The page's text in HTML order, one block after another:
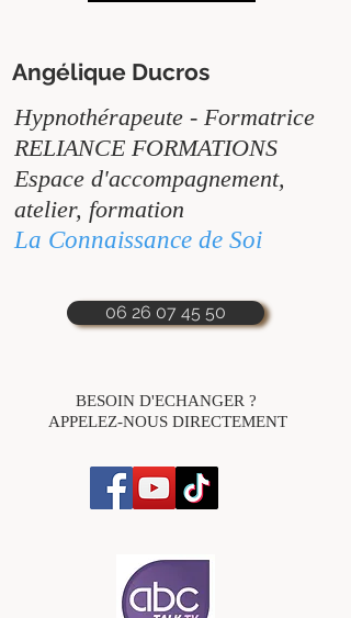
Angélique Ducros
Hypnothérapeute - Formatrice
RELIANCE FORMATIONS
Espace d'accompagnement,
atelier, formation
La Connaissance de Soi
06 26 07 45 50
BESOIN D'ECHANGER ?
APPELEZ-NOUS DIRECTEMENT